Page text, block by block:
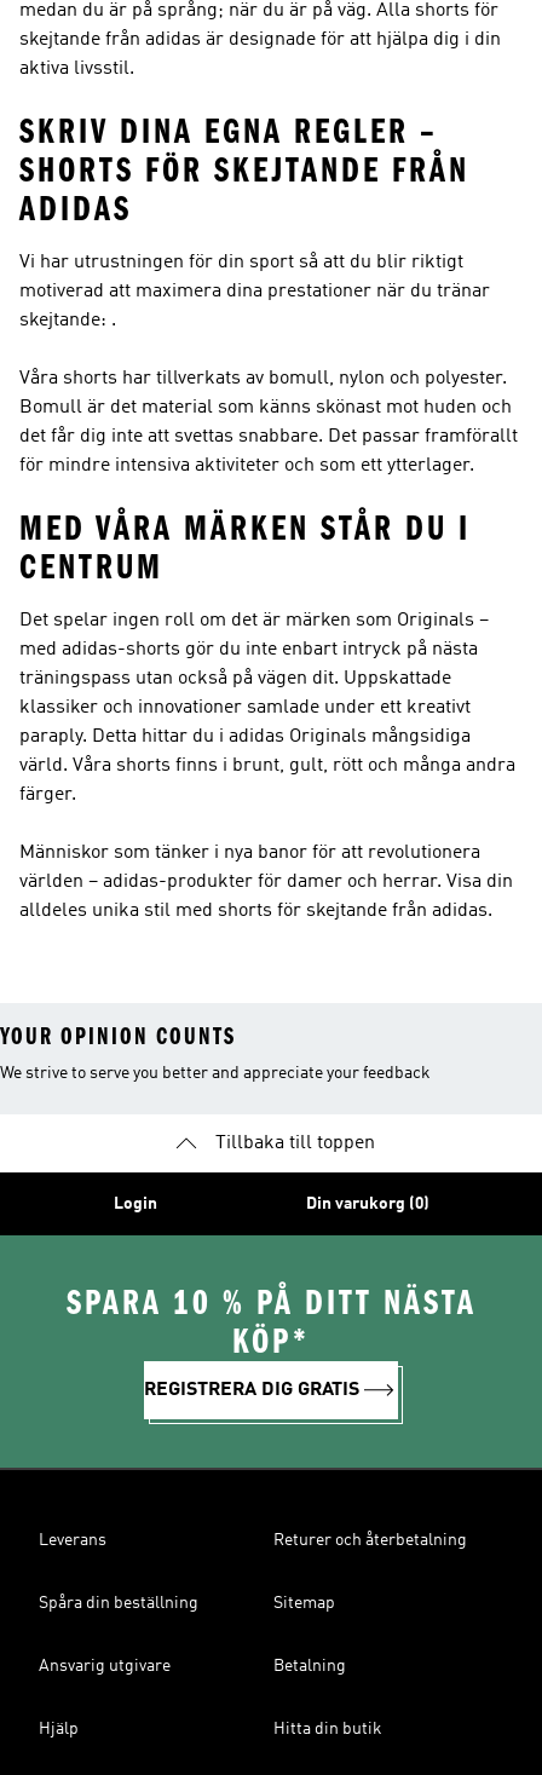
medan du är på språng; när du är på väg. Alla shorts för
skejtande från adidas är designade för att hjälpa dig i din
aktiva livsstil.
SKRIV DINA EGNA REGLER –
SHORTS FÖR SKEJTANDE FRÅN
ADIDAS
Vi har utrustningen för din sport så att du blir riktigt
motiverad att maximera dina prestationer när du tränar
skejtande: .
Våra shorts har tillverkats av bomull, nylon och polyester.
Bomull är det material som känns skönast mot huden och
det får dig inte att svettas snabbare. Det passar framförallt
för mindre intensiva aktiviteter och som ett ytterlager.
MED VÅRA MÄRKEN STÅR DU I
CENTRUM
Det spelar ingen roll om det är märken som Originals –
med adidas-shorts gör du inte enbart intryck på nästa
träningspass utan också på vägen dit. Uppskattade
klassiker och innovationer samlade under ett kreativt
paraply. Detta hittar du i adidas Originals mångsidiga
värld. Våra shorts finns i brunt, gult, rött och många andra
färger.
Människor som tänker i nya banor för att revolutionera
världen – adidas-produkter för damer och herrar. Visa din
alldeles unika stil med shorts för skejtande från adidas.
YOUR OPINION COUNTS
We strive to serve you better and appreciate your feedback
Tillbaka till toppen
Login Din varukorg (0)
SPARA 10 % PÅ DITT NÄSTA
KÖP*
REGISTRERA DIG GRATIS
Leverans Returer och återbetalning
Spåra din beställning Sitemap
Ansvarig utgivare Betalning
Hjälp Hitta din butik